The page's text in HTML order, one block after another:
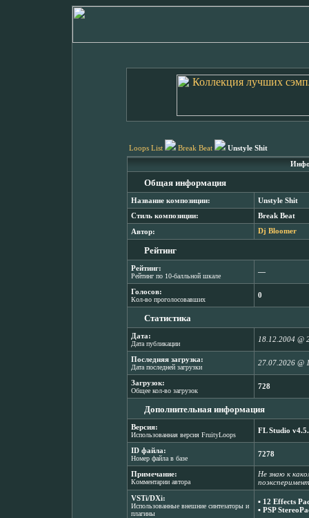
Loops List Break Beat Unstyle Shit
Общая информация
Название композиции: Unstyle Shit
Стиль композиции: Break Beat
Автор: Dj Bloomer
Рейтинг
Рейтинг:
Рейтинг по 10-балльной шкале
―
Голосов:
Кол-во проголосовавших
0
Статистика
Дата:
Дата публикации
18.12.2004 @
Последняя загрузка:
Дата последней загрузки
27.07.2026 @
Загрузок:
Общее кол-во загрузок
728
Дополнительная информация
Версия:
Использованная версия FruityLoops
FL Studio
ID файла:
Номер файла в базе
7278
Примечание:
Комментарии автора
Не знаю к
VSTi/DXi:
Использованные внешние синтезаторы и
плагины
▪ 12 Effects
▪ PSP